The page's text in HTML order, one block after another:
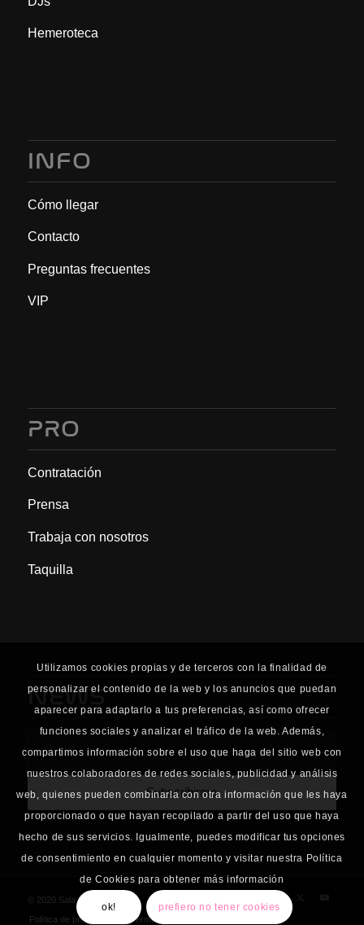
Hemeroteca
INFO
Cómo llegar
Contacto
Preguntas frecuentes
VIP
PRO
Contratación
Prensa
Trabaja con nosotros
Taquilla
NEWS
© 2020 Sala Planta Baja
Política de privacidad
Términos y Condiciones de uso
Utilizamos cookies propias y de terceros con la finalidad de
personalizar el contenido de la web y los anuncios que puedan
aparecer para adaptarlo a tus preferencias, así como ofrecer
funciones sociales y analizar el tráfico de la web. Además,
compartimos información sobre el uso que haga del sitio web con
nuestros colaboradores de redes sociales, publicidad y análisis
web, quienes pueden combinarla con otra información que les haya
proporcionado o que hayan recopilado a partir del uso que haya
hecho de sus servicios. Igualmente, puedes modificar tus opciones
de consentimiento en cualquier momento y visitar nuestra Política
de Cookies para obtener más información
ok! prefiero no tener cookies